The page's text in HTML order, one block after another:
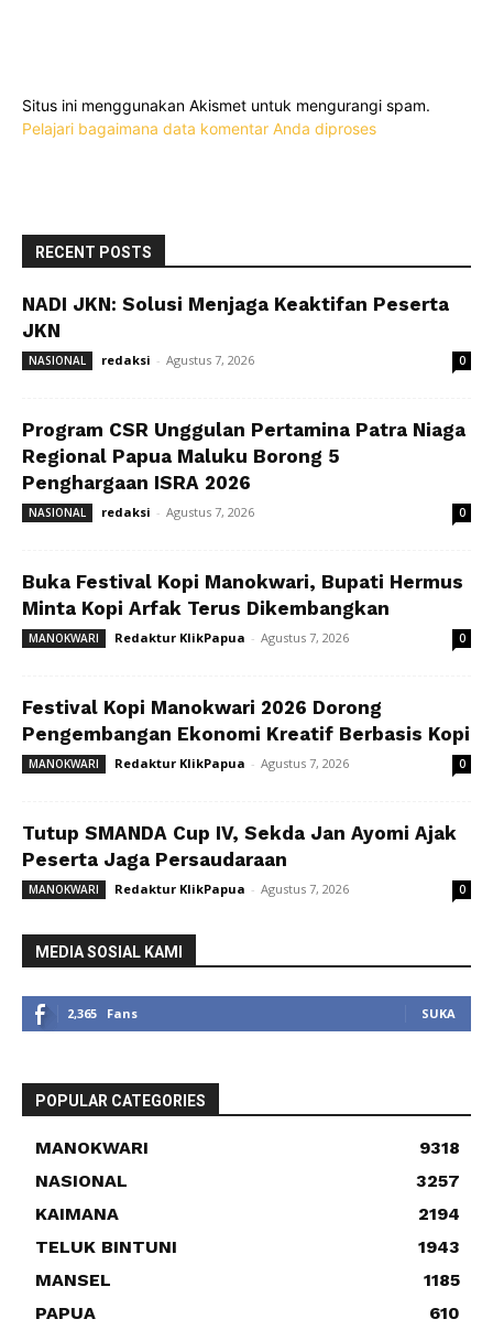
Situs ini menggunakan Akismet untuk mengurangi spam.
Pelajari bagaimana data komentar Anda diproses
RECENT POSTS
NADI JKN: Solusi Menjaga Keaktifan Peserta
JKN
NASIONAL redaksi - Agustus 7, 2026 0
Program CSR Unggulan Pertamina Patra Niaga
Regional Papua Maluku Borong 5
Penghargaan ISRA 2026
NASIONAL redaksi - Agustus 7, 2026 0
Buka Festival Kopi Manokwari, Bupati Hermus
Minta Kopi Arfak Terus Dikembangkan
MANOKWARI Redaktur KlikPapua - Agustus 7, 2026 0
Festival Kopi Manokwari 2026 Dorong
Pengembangan Ekonomi Kreatif Berbasis Kopi
MANOKWARI Redaktur KlikPapua - Agustus 7, 2026 0
Tutup SMANDA Cup IV, Sekda Jan Ayomi Ajak
Peserta Jaga Persaudaraan
MANOKWARI Redaktur KlikPapua - Agustus 7, 2026 0
MEDIA SOSIAL KAMI
2,365 Fans SUKA
POPULAR CATEGORIES
MANOKWARI
9318
NASIONAL
3257
KAIMANA
2194
TELUK BINTUNI
1943
MANSEL
1185
PAPUA
610